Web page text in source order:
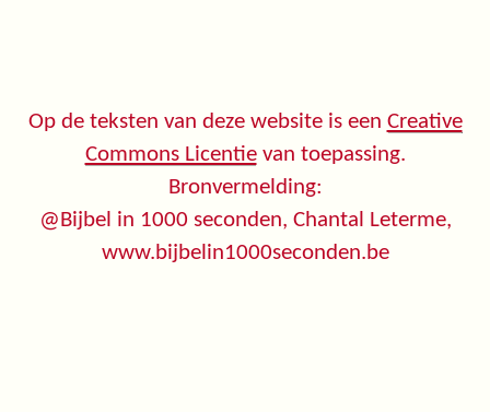
Op de teksten van deze website is een Creative
Commons Licentievan toepassing.
Bronvermelding:
@Bijbel in 1000 seconden, Chantal Leterme,
www.bijbelin1000seconden.be